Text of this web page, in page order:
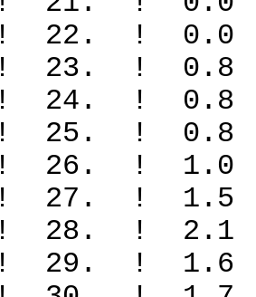
! 22. !
! 23. !
! 24. !
! 25. !
! 26. !
! 27. !
! 28. !
! 29. !